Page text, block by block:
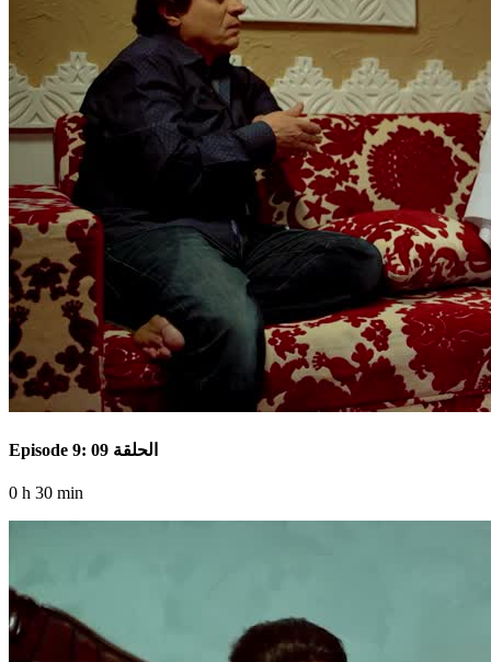
Episode 9: الحلقة 09
0 h 30 min